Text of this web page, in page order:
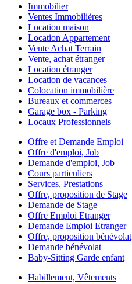
Immobilier
Ventes Immobilières
Location maison
Location Appartement
Vente Achat Terrain
Vente, achat étranger
Location étranger
Location de vacances
Colocation immobilière
Bureaux et commerces
Garage box - Parking
Locaux Professionnels
Offre et Demande Emploi
Offre d'emploi, Job
Demande d'emploi, Job
Cours particuliers
Services, Prestations
Offre, proposition de Stage
Demande de Stage
Offre Emploi Etranger
Demande Emploi Etranger
Offre, proposition bénévolat
Demande bénévolat
Baby-Sitting Garde enfant
Habillement, Vêtements